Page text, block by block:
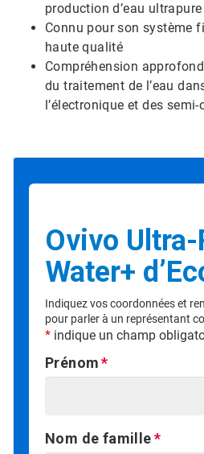
production d’eau ultrapure
Connu pour son système
haute qualité
Compréhension
du traitement de l’eau
l’électronique et des
Ovivo Ultra-
Water+
Indiquez vos coordonnées et
pour parler à un représentant
* indique un champ
Prénom
Nom de famille